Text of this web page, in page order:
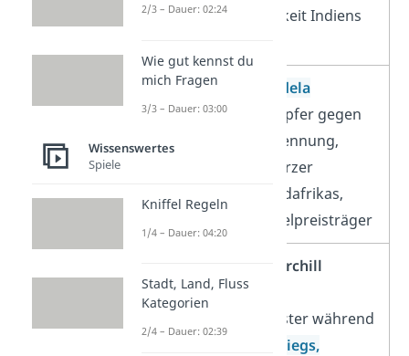
Unabhängigkeit Indiens
Nelson Mandela
Freiheitskämpfer gegen
die Rassentrennung,
erster schwarzer
Präsident Südafrikas,
Friedensnobelpreisträger
Winston Churchill
britischer
Premierminister während
2. Weltkriegs,
2/3 – Dauer: 02:24
Wie gut kennst du
mich Fragen
3/3 – Dauer: 03:00
Wissenswertes
Spiele
Kniffel Regeln
1/4 – Dauer: 04:20
Stadt, Land, Fluss
Kategorien
2/4 – Dauer: 02:39